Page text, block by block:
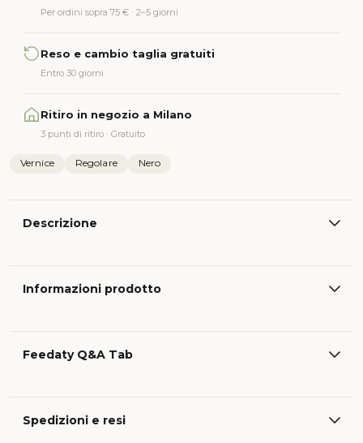
Per ordini sopra 75 € · 2–5 giorni
Reso e cambio taglia gratuiti
Entro 30 giorni
Ritiro in negozio a Milano
3 punti di ritiro · Gratuito
Vernice Regolare Nero
Descrizione
Informazioni prodotto
Feedaty Q&A Tab
Spedizioni e resi